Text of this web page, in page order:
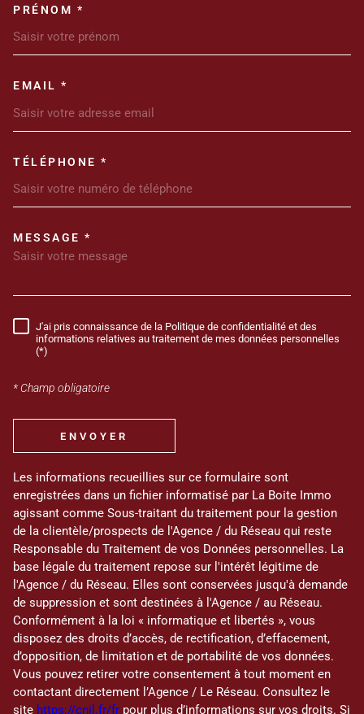
PRÉNOM *
EMAIL *
TÉLÉPHONE *
TRAD_MELTEM_VOREDEMANDE
MESSAGE *
RÈGLEMENTATION
J'ai pris connaissance de la Politique de confidentialité et des
informations relatives au traitement de mes données personnelles
(*)
* Champ obligatoire
ENVOYER
Les informations recueillies sur ce formulaire sont
enregistrées dans un fichier informatisé par La Boite Immo
agissant comme Sous-traitant du traitement pour la gestion
de la clientèle/prospects de l'Agence / du Réseau qui reste
Responsable du Traitement de vos Données personnelles. La
base légale du traitement repose sur l'intérêt légitime de
l'Agence / du Réseau. Elles sont conservées jusqu'à demande
de suppression et sont destinées à l'Agence / au Réseau.
Conformément à la loi « informatique et libertés », vous
disposez des droits d’accès, de rectification, d’effacement,
d’opposition, de limitation et de portabilité de vos données.
Vous pouvez retirer votre consentement à tout moment en
contactant directement l’Agence / Le Réseau. Consultez le
site https://cnil.fr/fr pour plus d’informations sur vos droits. Si